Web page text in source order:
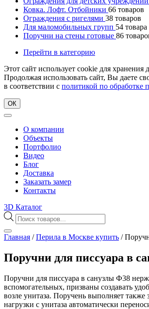
Ковка. Лофт. Отбойники 66 товаров
Ограждения с ригелями 38 товаров
Для маломобильных групп 54 товара
Поручни на стены готовые 86
Перейти в категорию
Этот сайт использует cookie для хранения
Продолжая использовать сайт, Вы даете
в соответствии с политикой по обработке
ОК
О компании
Объекты
Портфолио
Видео
Блог
Доставка
Заказать замер
Контакты
3D Каталог
Поиск
товаров
Главная /Перила в Москве купить /
Поручни для писсуара в
Поручни для писсуара в санузлы Ф38
вспомогательных, призваны создавать
возле унитаза. Поручень выполняет
нагрузки с унитаза автоматически